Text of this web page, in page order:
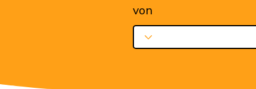
von